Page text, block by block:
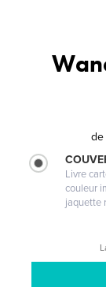
de
Livre
couleur
jaquette